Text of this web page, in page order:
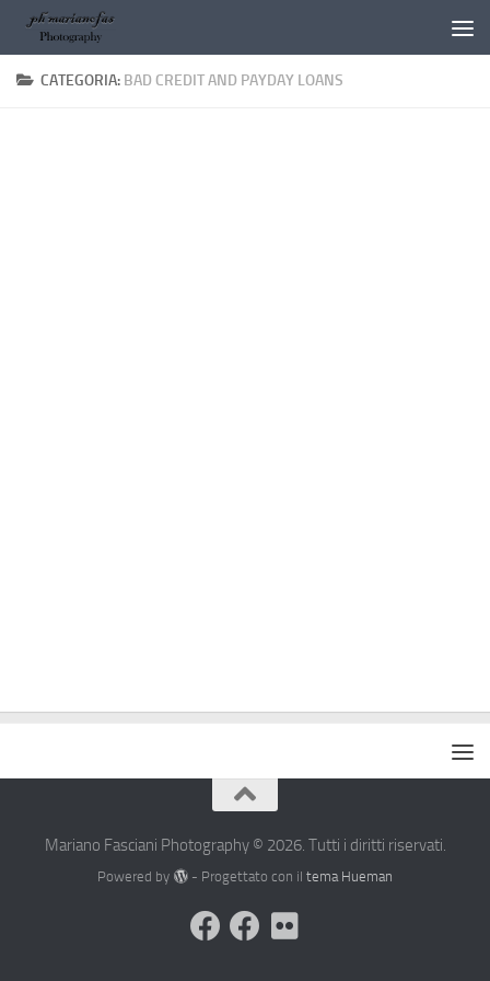
Salta al contenuto
CATEGORIA: BAD CREDIT AND PAYDAY LOANS
Mariano Fasciani Photography © 2026. Tutti i diritti riservati.
Powered by - Progettato con il tema Hueman